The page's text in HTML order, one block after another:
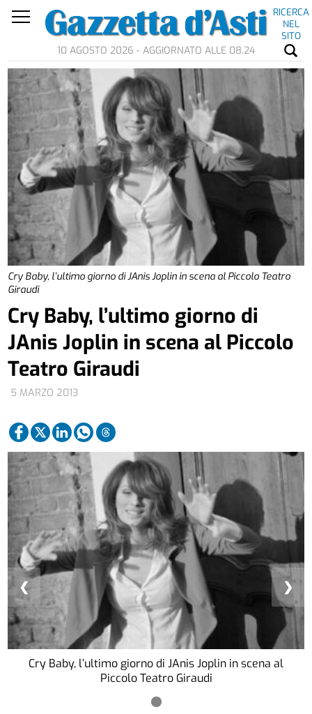
RICERCA
NEL
SITO
10 AGOSTO 2026 - AGGIORNATO ALLE 08.24
Cry Baby, l’ultimo giorno di JAnis Joplin in scena al Piccolo Teatro
Giraudi
5 MARZO 2013
Cry Baby, l’ultimo giorno di
JAnis Joplin in scena al Piccolo
Teatro Giraudi
Cry Baby, l’ultimo giorno di JAnis Joplin in scena al
Piccolo Teatro Giraudi
❮ ❯